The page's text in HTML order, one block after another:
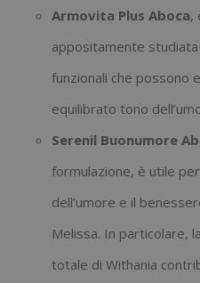
Armovita Plus Aboca,
appositamente
funzionali che possono
equilibrato tono
Serenil Buonumore
formulazione, è utile
dell’umore e il
Melissa. In particolare,
totale di Withania